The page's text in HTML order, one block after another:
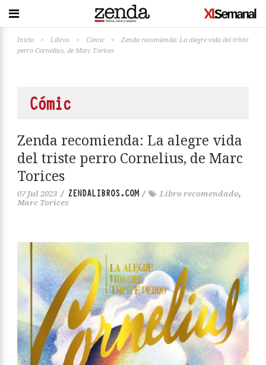
Inicio > Libros > Cómic >
Zenda recomienda: La alegre vida del triste
perro Cornelius, de Marc Torices
Cómic
Zenda recomienda: La alegre vida
del triste perro Cornelius, de Marc
Torices
07 Jul 2023 / ZENDALIBROS.COM/ Libro recomendado,
Marc Torices